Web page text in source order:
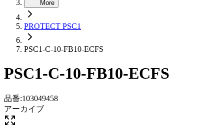
More
PROTECT PSC1
PSC1-C-10-FB10-ECFS
PSC1-C-10-FB10-ECFS
品番:103049458
アーカイブ